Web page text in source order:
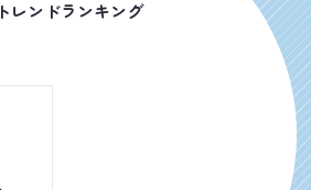
トレンドランキング